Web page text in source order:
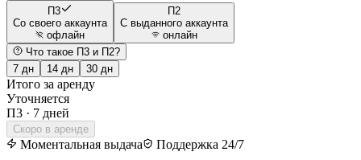
П3
Со своего аккаунта
офлайн
П2
С выданного аккаунта
онлайн
Что такое П3 и П2?
7 дн 14 дн 30 дн
Итого за аренду
Уточняется
П3 · 7 дней
Скоро в аренде
Моментальная выдача Поддержка 24/7